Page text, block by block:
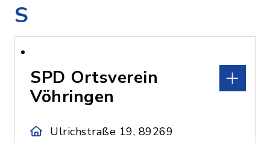
S
SPD Ortsverein
Vöhringen
Ulrichstraße 19, 89269